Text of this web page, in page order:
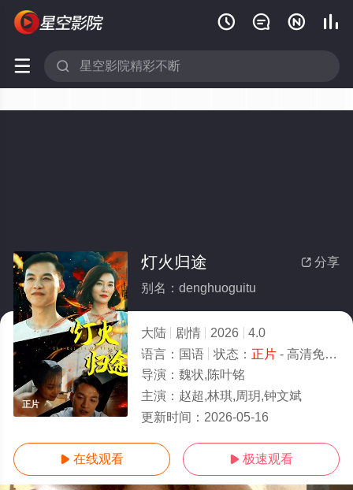
   
 
正片
 分享
灯火归途
别名：denghuoguitu
大陆 剧情 2026
4.0
语言： 国语 状态： 正片- 高清免费在线观看
导演： 魏状,陈叶铭
主演： 赵超,林琪,周玥,钟文斌
更新时间： 2026-05-16
 在线观看  极速观看